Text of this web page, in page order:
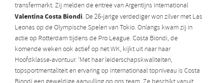
transfermarkt. Zij melden de entree van Argentijns international
Valentina Costa Biondi. De 26-jarige verdediger won zilver met Las
Leonas op de Olympische Spelen van Tokio. Onlangs kwam zij in
actie op Rotterdam tijdens de Pro League. Costa Biondi, de
komende weken ook actief op het WK, kijkt uit naar haar
Hoofdklasse-avontuur. ‘Met haar leiderschapskwaliteiten,
topsportmentaliteit en ervaring op internationaal topniveau is Costa